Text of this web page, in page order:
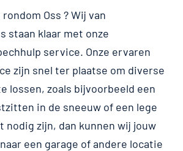
Oss ? Wij van
staan klaar met onze
service. Onze ervaren
zijn snel ter plaatse om diverse
lossen, zoals bijvoorbeeld een
in de sneeuw of een lege
nodig zijn, dan kunnen wij jouw
een garage of andere locatie